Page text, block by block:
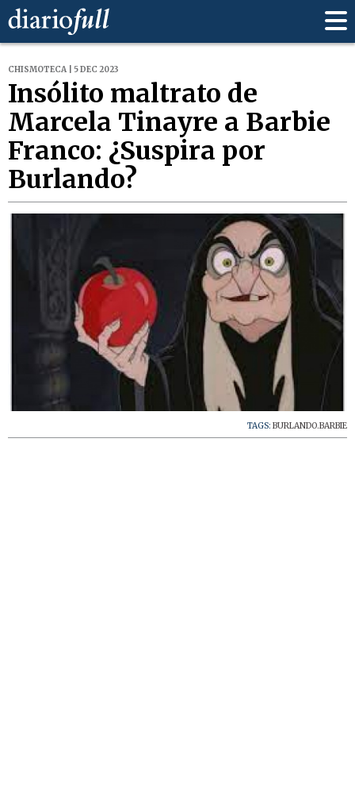
CHISMOTECA | 5 DEC 2023
Insólito maltrato de
Marcela Tinayre a Barbie
Franco: ¿Suspira por
Burlando?
TAGS: BURLANDO.BARBIE